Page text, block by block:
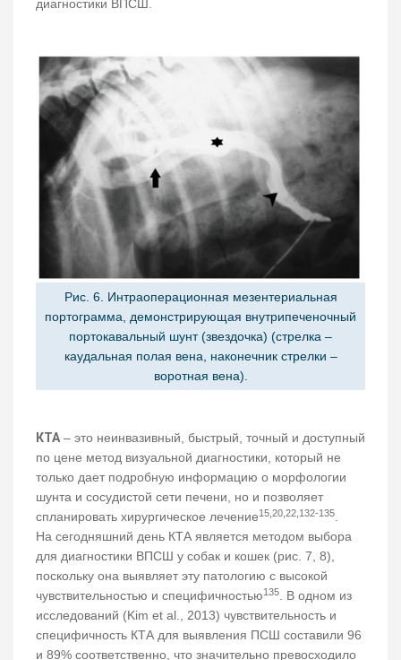
диагностики ВПСШ.
Рис. 6. Интраоперационная мезентериальная
портограмма, демонстрирующая внутрипеченочный
портокавальный шунт (звездочка) (стрелка –
каудальная полая вена, наконечник стрелки –
воротная вена).
КТА– это неинвазивный, быстрый, точный и доступный
по цене метод визуальной диагностики, который не
только дает подробную информацию о морфологии
шунта и сосудистой сети печени, но и позволяет
спланировать хирургическое лечение15,20,22,132-135.
На сегодняшний день КТА является методом выбора
для диагностики ВПСШ у собак и кошек (рис. 7, 8),
поскольку она выявляет эту патологию с высокой
чувствительностью и специфичностью135. В одном из
исследований (Kim et al., 2013) чувствительность и
специфичность КТА для выявления ПСШ составили 96
и 89% соответственно, что значительно превосходило